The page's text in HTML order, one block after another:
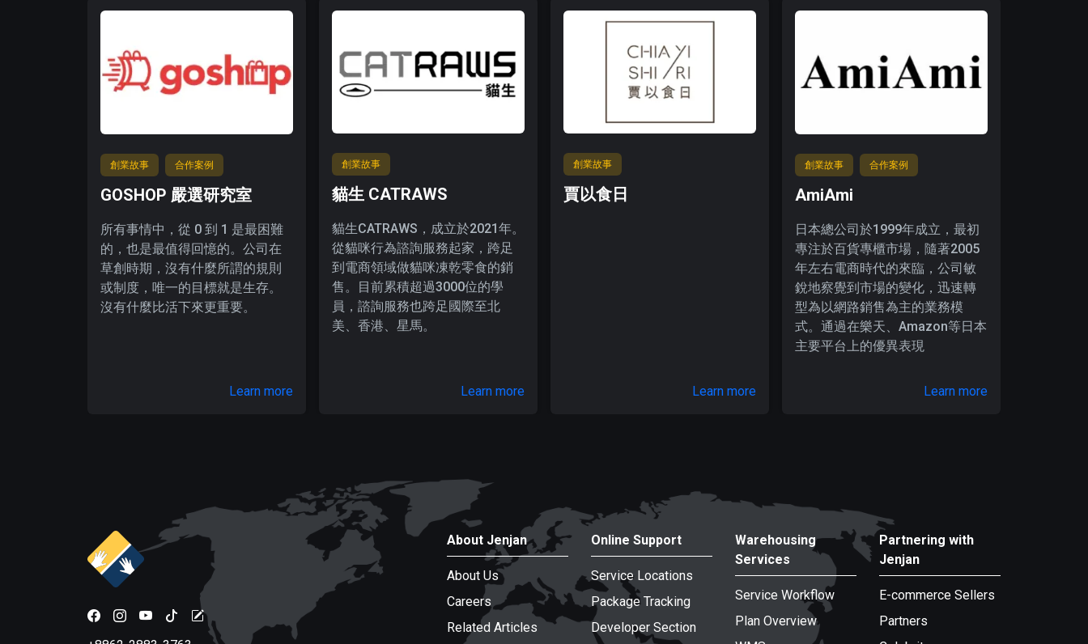
創業故事 合作案例
GOSHOP 嚴選研究室
所有事情中，從 0 到 1 是最困難
的，也是最值得回憶的。公司在
草創時期，沒有什麼所謂的規則
或制度，唯一的目標就是生存。
沒有什麼比活下來更重要。
Learn more
創業故事
貓生 CATRAWS
貓生CATRAWS，成立於2021年。
從貓咪行為諮詢服務起家，跨足
到電商領域做貓咪凍乾零食的銷
售。目前累積超過3000位的學
員，諮詢服務也跨足國際至北
美、香港、星馬。
Learn more
創業故事
賈以食日
Learn more
創業故事 合作案例
AmiAmi
日本總公司於1999年成立，最初
專注於百貨專櫃市場，隨著2005
年左右電商時代的來臨，公司敏
銳地察覺到市場的變化，迅速轉
型為以網路銷售為主的業務模
式。通過在樂天、Amazon等日本
主要平台上的優異表現
Learn more
About Jenjan
About Us
Careers
Related Articles
Online Support
Service Locations
Package Tracking
Developer Section
Warehousing
Services
Service Workflow
Plan Overview
Partnering with
Jenjan
E-commerce Sellers
Partners